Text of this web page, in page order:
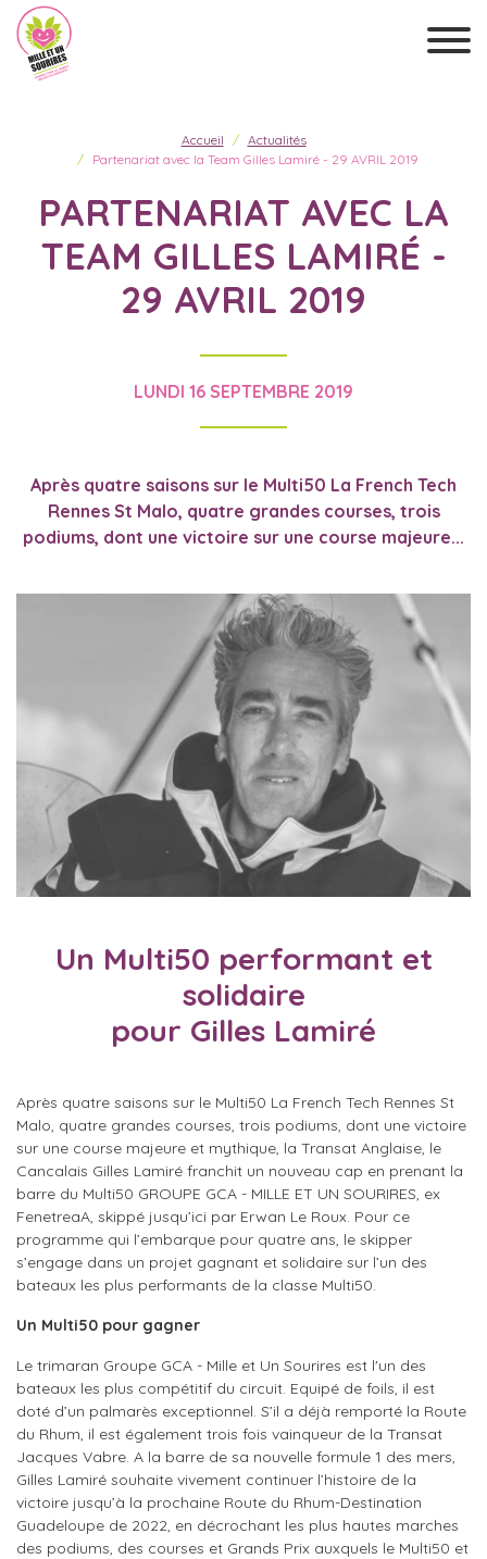
Accueil
Actualités
Partenariat avec la Team Gilles Lamiré - 29 AVRIL 2019
PARTENARIAT AVEC LA
TEAM GILLES LAMIRÉ -
29 AVRIL 2019
LUNDI 16 SEPTEMBRE 2019
Après quatre saisons sur le Multi50 La French Tech
Rennes St Malo, quatre grandes courses, trois
podiums, dont une victoire sur une course majeure...
Un Multi50 performant et
solidaire
pour Gilles Lamiré
Après quatre saisons sur le Multi50 La French Tech Rennes St
Malo, quatre grandes courses, trois podiums, dont une victoire
sur une course majeure et mythique, la Transat Anglaise, le
Cancalais Gilles Lamiré franchit un nouveau cap en prenant la
barre du Multi50 GROUPE GCA - MILLE ET UN SOURIRES, ex
FenetreaA, skippé jusqu’ici par Erwan Le Roux. Pour ce
programme qui l’embarque pour quatre ans, le skipper
s’engage dans un projet gagnant et solidaire sur l’un des
bateaux les plus performants de la classe Multi50.
Un Multi50 pour gagner
Le trimaran Groupe GCA - Mille et Un Sourires est l'un des
bateaux les plus compétitif du circuit. Equipé de foils, il est
doté d’un palmarès exceptionnel. S’il a déjà remporté la Route
du Rhum, il est également trois fois vainqueur de la Transat
Jacques Vabre. A la barre de sa nouvelle formule 1 des mers,
Gilles Lamiré souhaite vivement continuer l’histoire de la
victoire jusqu’à la prochaine Route du Rhum-Destination
Guadeloupe de 2022, en décrochant les plus hautes marches
des podiums, des courses et Grands Prix auxquels le Multi50 et